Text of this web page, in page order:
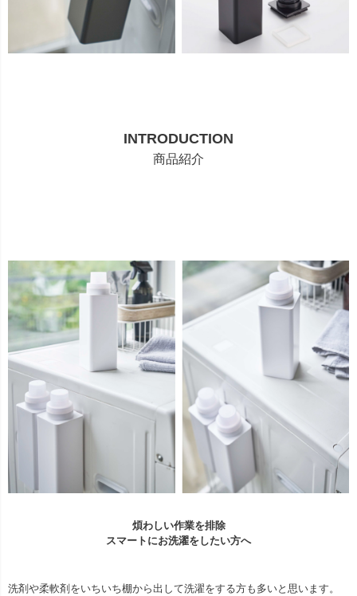
INTRODUCTION
商品紹介
煩わしい作業を排除
スマートにお洗濯をしたい方へ
洗剤や柔軟剤をいちいち棚から出して洗濯をする方も多いと思います。